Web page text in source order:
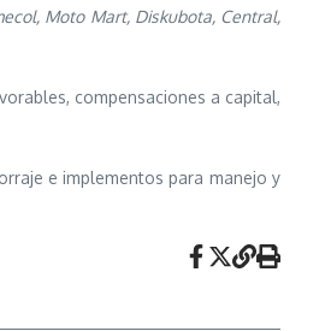
Moto Mart, Diskubota, Central,
compensaciones a capital,
e implementos para manejo y